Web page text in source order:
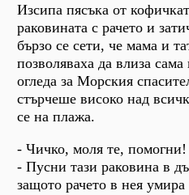
Изсипа пясъка от
раковината с рачето и
бързо се сети, че мама и
позволяваха да влиза сама
огледа за Морския
стърчеше високо над
се на плажа.
- Чичко, моля те,
- Пусни тази раковина в
защото рачето в нея